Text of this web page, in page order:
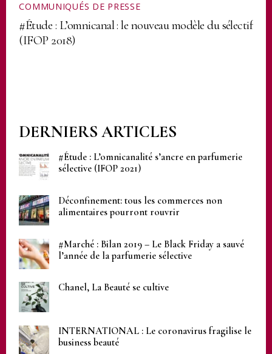
COMMUNIQUÉS DE PRESSE
#Étude : L’omnicanal : le nouveau modèle du sélectif
(IFOP 2018)
DERNIERS ARTICLES
#Étude : L’omnicanalité s’ancre en parfumerie
sélective (IFOP 2021)
Déconfinement: tous les commerces non
alimentaires pourront rouvrir
#Marché : Bilan 2019 – Le Black Friday a sauvé
l’année de la parfumerie sélective
Chanel, La Beauté se cultive
INTERNATIONAL : Le coronavirus fragilise le
business beauté